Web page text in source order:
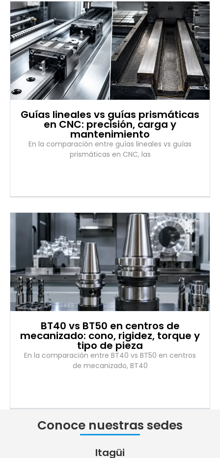
Guías lineales vs guías prismáticas
en CNC: precisión, carga y
mantenimiento
En la comparación entre guías lineales vs guías
prismáticas en CNC, las
BT40 vs BT50 en centros de
mecanizado: cono, rigidez, torque y
tipo de pieza
En la comparación entre BT40 vs BT50 en centros
de mecanizado, BT40
Conoce nuestras sedes
Itagüi